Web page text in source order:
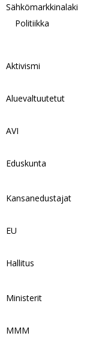
Sähkömarkkinalaki
Politiikka
Aktivismi
Aluevaltuutetut
AVI
Eduskunta
Kansanedustajat
EU
Hallitus
Ministerit
MMM